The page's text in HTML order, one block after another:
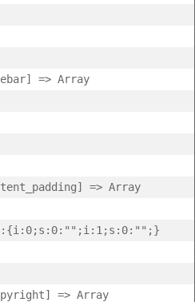
=> Array
=> Array
=> Array